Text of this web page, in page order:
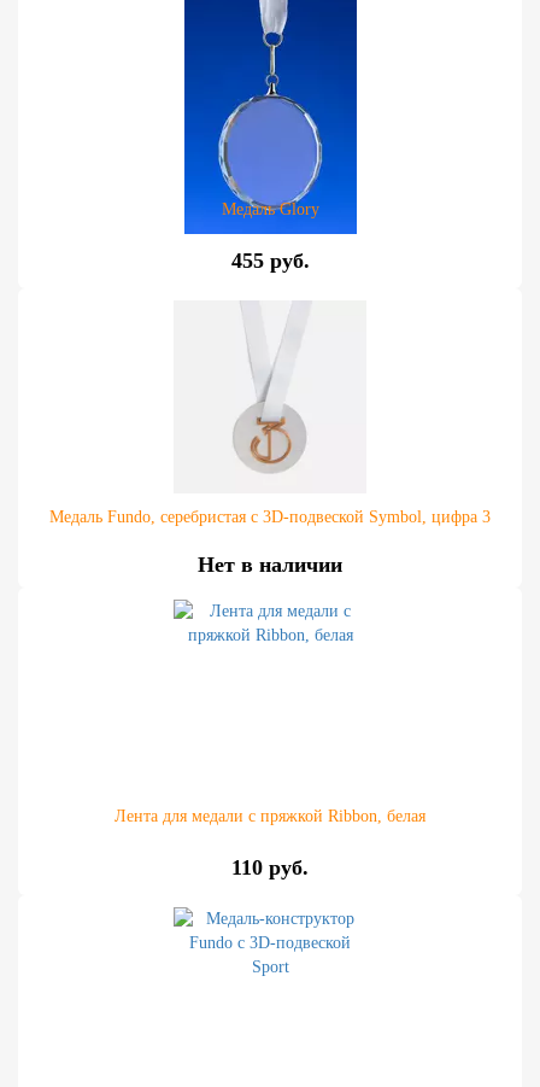
Медаль Glory
455 руб.
Медаль Fundo, серебристая с 3D-подвеской Symbol, цифра 3
Нет в наличии
Лента для медали с пряжкой Ribbon, белая
110 руб.